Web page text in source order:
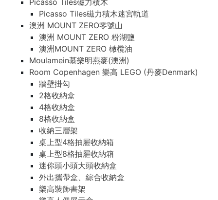
Picasso Tiles磁力積木
Picasso Tiles磁力積木迷宮軌道
澳洲 MOUNT ZERO零號山
澳洲 MOUNT ZERO 粉湖鹽
澳洲MOUNT ZERO 橄欖油
Moulamein慕樂明燕麥(澳洲)
Room Copenhagen 樂高 LEGO (丹麥Denmark)
牆壁掛勾
2格收納盒
4格收納盒
8格收納盒
收納三層架
桌上型4格抽屜收納箱
桌上型8格抽屜收納箱
迷你頭小頭大頭收納盒
外出攜帶盒、綜合收納盒
樂高裝飾書架